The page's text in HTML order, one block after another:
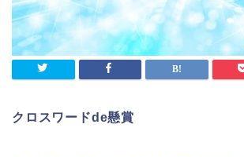
クロスワードde懸賞